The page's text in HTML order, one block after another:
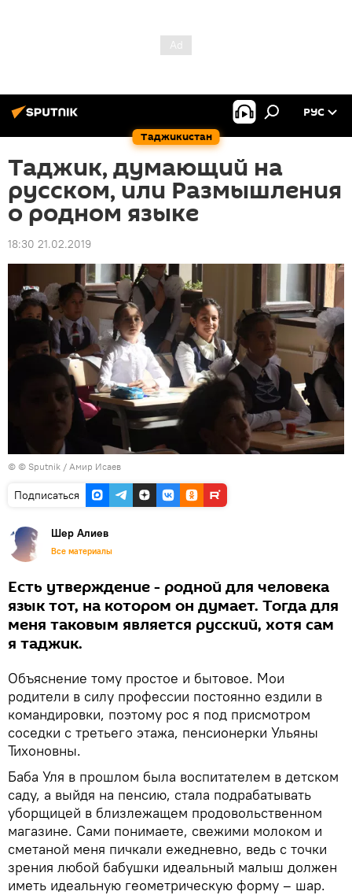
Таджикистан
РУС
Таджик, думающий на
русском, или Размышления
о родном языке
18:30 21.02.2019
© © Sputnik / Амир Исаев
Подписаться
Шер Алиев
Все материалы
Есть утверждение - родной для человека
язык тот, на котором он думает. Тогда для
меня таковым является русский, хотя сам
я таджик.
Объяснение тому простое и бытовое. Мои
родители в силу профессии постоянно ездили в
командировки, поэтому рос я под присмотром
соседки с третьего этажа, пенсионерки Ульяны
Тихоновны.
Баба Уля в прошлом была воспитателем в детском
саду, а выйдя на пенсию, стала подрабатывать
уборщицей в близлежащем продовольственном
магазине. Сами понимаете, свежими молоком и
сметаной меня пичкали ежедневно, ведь с точки
зрения любой бабушки идеальный малыш должен
иметь идеальную геометрическую форму – шар.